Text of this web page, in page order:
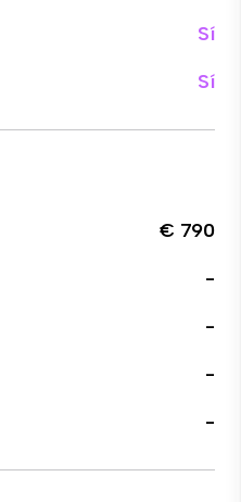
Sí
Sí
€ 790
-
-
-
-